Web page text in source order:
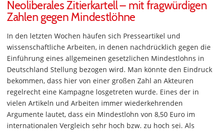
Neoliberales Zitierkartell – mit fragwürdigen
Zahlen gegen Mindestlöhne
In den letzten Wochen häufen sich Presseartikel und
wissenschaftliche Arbeiten, in denen nachdrücklich gegen die
Einführung eines allgemeinen gesetzlichen Mindestlohns in
Deutschland Stellung bezogen wird. Man könnte den Eindruck
bekommen, dass hier von einer großen Zahl an Akteuren
regelrecht eine Kampagne losgetreten wurde. Eines der in
vielen Artikeln und Arbeiten immer wiederkehrenden
Argumente lautet, dass ein Mindestlohn von 8,50 Euro im
internationalen Vergleich sehr hoch bzw. zu hoch sei. Als